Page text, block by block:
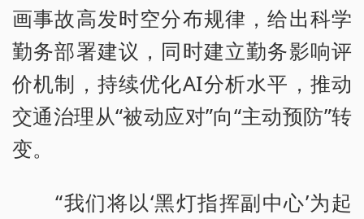
画事故高发时空分布规律，给出科学
勤务部署建议，同时建立勤务影响评
价机制，持续优化AI分析水平，推动
交通治理从“被动应对”向“主动预防”转
变。
“我们将以‘黑灯指挥副中心’为起